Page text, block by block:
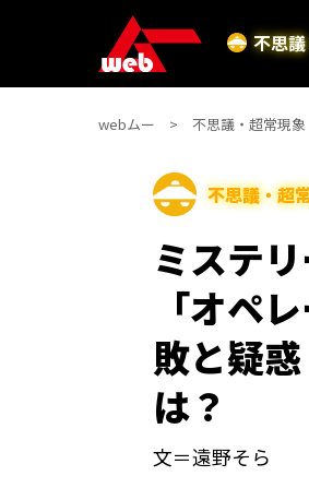
不思
webムー 不思議・超常現象
不思議・超
ミステ
「オペ
敗と疑
は？
文＝遠野そら